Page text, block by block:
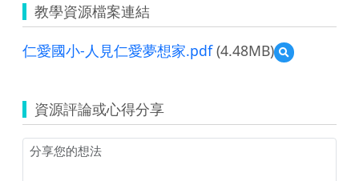
教學資源檔案連結
仁愛國小-人見仁愛夢想家.pdf(4.48MB)
預
覽
小-
人
資源評論或心得分享